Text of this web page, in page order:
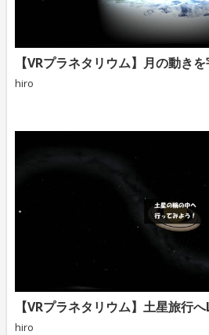
【VRプラネタリウム】月の動き
hiro
【VRプラネタリウム】土星旅行へ
hiro